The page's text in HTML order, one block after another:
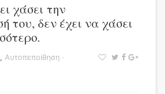
χάσει την
του, δεν έχει να χάσει
, Αυτοπεποίθηση ·